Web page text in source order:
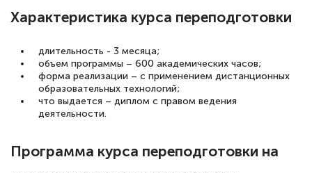
Характеристика курса переподготовки
длительность - 3 месяца;
объем программы – 600 академических часов;
форма реализации – с применением дистанционных
образовательных технологий;
что выдается – диплом с правом ведения
деятельности.
Программа курса переподготовки на